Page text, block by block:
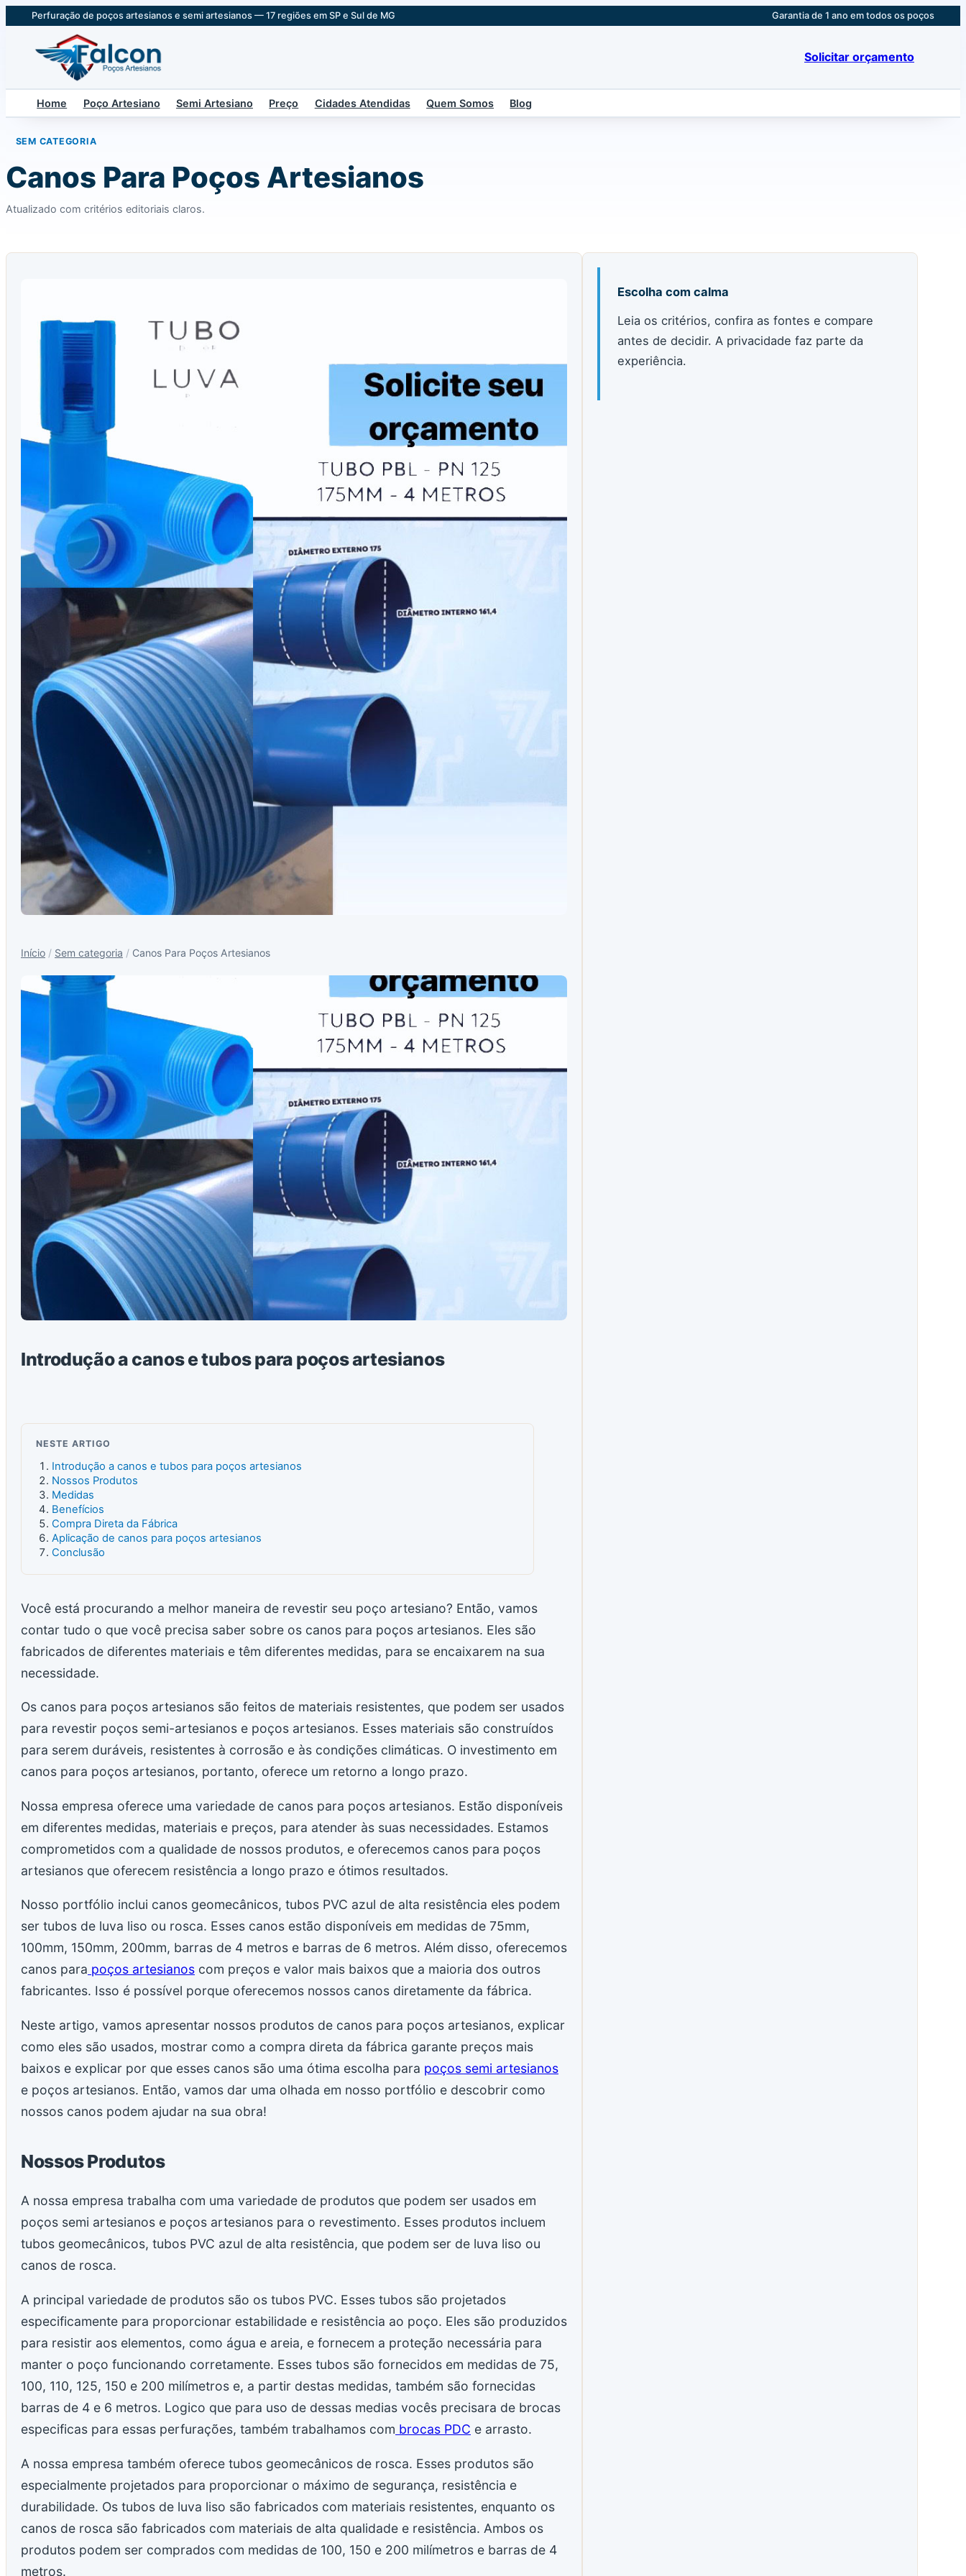
Perfuração de poços artesianos e semi artesianos — 17 regiões em SP e Sul de MG Garantia de 1 ano em todos os poços
Solicitar orçamento
Home Poço Artesiano Semi Artesiano Preço Cidades Atendidas Quem Somos Blog
SEM CATEGORIA
Canos Para Poços Artesianos
Atualizado com critérios editoriais claros.
Início / Sem categoria / Canos Para Poços Artesianos
Introdução a canos e tubos para poços artesianos
NESTE ARTIGO
Introdução a canos e tubos para poços artesianos
Nossos Produtos
Medidas
Benefícios
Compra Direta da Fábrica
Aplicação de canos para poços artesianos
Conclusão
Você está procurando a melhor maneira de revestir seu poço artesiano? Então, vamos
contar tudo o que você precisa saber sobre os canos para poços artesianos. Eles são
fabricados de diferentes materiais e têm diferentes medidas, para se encaixarem na sua
necessidade.
Os canos para poços artesianos são feitos de materiais resistentes, que podem ser usados
para revestir poços semi-artesianos e poços artesianos. Esses materiais são construídos
para serem duráveis, resistentes à corrosão e às condições climáticas. O investimento em
canos para poços artesianos, portanto, oferece um retorno a longo prazo.
Nossa empresa oferece uma variedade de canos para poços artesianos. Estão disponíveis
em diferentes medidas, materiais e preços, para atender às suas necessidades. Estamos
comprometidos com a qualidade de nossos produtos, e oferecemos canos para poços
artesianos que oferecem resistência a longo prazo e ótimos resultados.
Nosso portfólio inclui canos geomecânicos, tubos PVC azul de alta resistência eles podem
ser tubos de luva liso ou rosca. Esses canos estão disponíveis em medidas de 75mm,
100mm, 150mm, 200mm, barras de 4 metros e barras de 6 metros. Além disso, oferecemos
canos para poços artesianos com preços e valor mais baixos que a maioria dos outros
fabricantes. Isso é possível porque oferecemos nossos canos diretamente da fábrica.
Neste artigo, vamos apresentar nossos produtos de canos para poços artesianos, explicar
como eles são usados, mostrar como a compra direta da fábrica garante preços mais
baixos e explicar por que esses canos são uma ótima escolha para poços semi artesianos
e poços artesianos. Então, vamos dar uma olhada em nosso portfólio e descobrir como
nossos canos podem ajudar na sua obra!
Nossos Produtos
A nossa empresa trabalha com uma variedade de produtos que podem ser usados em
poços semi artesianos e poços artesianos para o revestimento. Esses produtos incluem
tubos geomecânicos, tubos PVC azul de alta resistência, que podem ser de luva liso ou
canos de rosca.
A principal variedade de produtos são os tubos PVC. Esses tubos são projetados
especificamente para proporcionar estabilidade e resistência ao poço. Eles são produzidos
para resistir aos elementos, como água e areia, e fornecem a proteção necessária para
manter o poço funcionando corretamente. Esses tubos são fornecidos em medidas de 75,
100, 110, 125, 150 e 200 milímetros e, a partir destas medidas, também são fornecidas
barras de 4 e 6 metros. Logico que para uso de dessas medias vocês precisara de brocas
especificas para essas perfurações, também trabalhamos com brocas PDC e arrasto.
A nossa empresa também oferece tubos geomecânicos de rosca. Esses produtos são
especialmente projetados para proporcionar o máximo de segurança, resistência e
durabilidade. Os tubos de luva liso são fabricados com materiais resistentes, enquanto os
canos de rosca são fabricados com materiais de alta qualidade e resistência. Ambos os
produtos podem ser comprados com medidas de 100, 150 e 200 milímetros e barras de 4
metros.
Escolha com calma
Leia os critérios, confira as fontes e compare
antes de decidir. A privacidade faz parte da
experiência.